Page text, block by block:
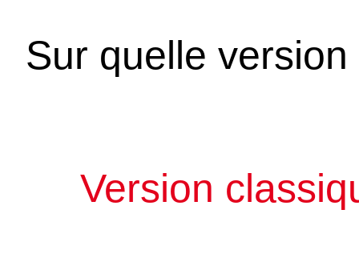
Sur quelle
Version